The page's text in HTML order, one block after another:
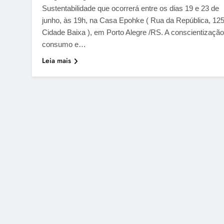
Sustentabilidade que ocorrerá entre os dias 19 e 23 de
junho, às 19h, na Casa Epohke ( Rua da República,
Cidade Baixa ), em Porto Alegre /RS. A
consumo e…
Leia mais